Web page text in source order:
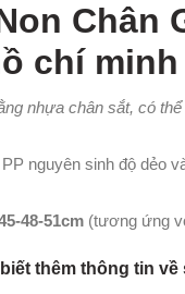
Chân
chí minh
nhựa chân sắt, có thể
nguyên sinh độ dẻo
48-51cm(tương ứng
thêm thông tin về